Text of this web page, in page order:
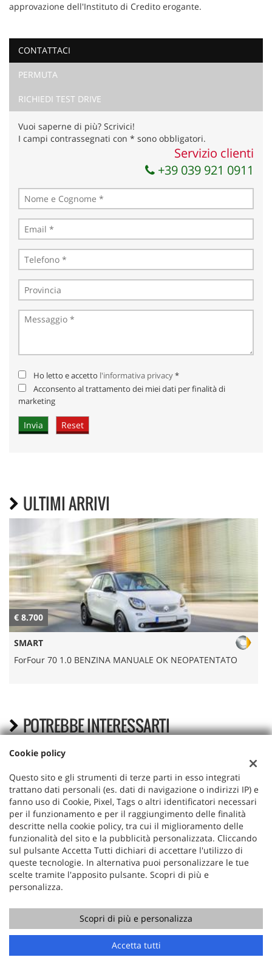
Ho letto e accetto
marketing
Invia la tua richiesta
approvazione dell'Instituto di Credito erogante.
CONTATTACI
PERMUTA
RICHIEDI TEST DRIVE
Vuoi saperne di più? Scrivici!
I campi contrassegnati con * sono obbligatori.
Servizio clienti
+39 039 921 0911
Ho letto e accetto l'informativa privacy*
Acconsento al trattamento dei miei dati per finalità di
marketing
Contatta un consulente
ULTIMI ARRIVI
€ 8.700
SMART
ForFour 70 1.0 BENZINA MANUALE OK NEOPATENTATO
POTREBBE INTERESSARTI
JAGUAR
14.600 €
Cookie policy
Questo sito e gli strumenti di terze parti in esso integrati
trattano dati personali (es. dati di navigazione o indirizzi IP) e
fanno uso di Cookie, Pixel, Tags o altri identificatori necessari
per il funzionamento e per il raggiungimento delle finalità
descritte nella cookie policy, tra cui il miglioramento delle
funzionalità del sito e la pubblicità personalizzata. Cliccando
sul pulsante Accetta Tutti dichiari di accettare l'utilizzo di
queste tecnologie. In alternativa puoi personalizzare le tue
scelte tramite l'apposito pulsante. Scopri di più e
personalizza.
Scopri di più e personalizza
Accetta tutti